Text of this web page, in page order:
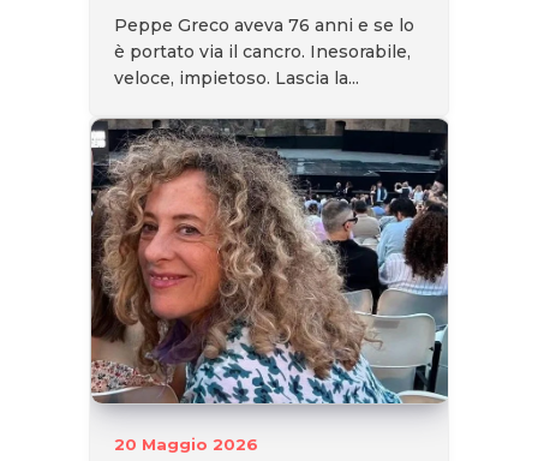
Peppe Greco aveva 76 anni e se lo
è portato via il cancro. Inesorabile,
veloce, impietoso. Lascia la...
20 Maggio 2026